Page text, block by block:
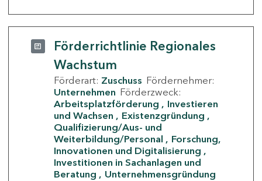
Förderrichtlinie Regionales
Wachstum
Förderart: Zuschuss Fördernehmer:
Unternehmen Förderzweck:
Arbeitsplatzförderung
Investieren
und Wachsen
Existenzgründung
Qualifizierung/Aus- und
Weiterbildung/Personal
Forschung,
Innovationen und Digitalisierung
Investitionen in Sachanlagen und
Beratung
Unternehmensgründung